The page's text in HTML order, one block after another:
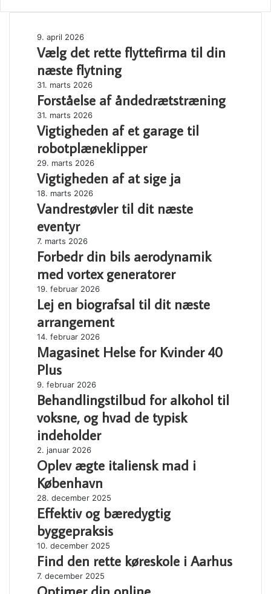
Vælg
det
flyttefirma
til
din
næste
flytning
9. april 2026
Vælg det rette flyttefirma til din
næste flytning
Forståelse
af
31. marts 2026
Forståelse af åndedrætstræning
Vigtigheden
af
garage
til
robotplæneklipper
31. marts 2026
Vigtigheden af et garage til
robotplæneklipper
Vigtigheden
af
ja
29. marts 2026
Vigtigheden af at sige ja
Vandrestøvler
til
næste
eventyr
18. marts 2026
Vandrestøvler til dit næste
eventyr
Forbedr
din
aerodynamik
med
vortex
7. marts 2026
Forbedr din bils aerodynamik
med vortex generatorer
Lej
en
biografsal
til
dit
næste
arrangement
19. februar 2026
Lej en biografsal til dit næste
arrangement
Magasinet
Helse
Kvinder
40
Plus
14. februar 2026
Magasinet Helse for Kvinder 40
Plus
Behandlingstilbud
for
til
voksne,
og
hvad
de
typisk
indeholder
9. februar 2026
Behandlingstilbud for alkohol til
voksne, og hvad de typisk
indeholder
Oplev
ægte
italiensk
mad
i
København
2. januar 2026
Oplev ægte italiensk mad i
København
Effektiv
og
byggepraksis
28. december 2025
Effektiv og bæredygtig
byggepraksis
Find
den
10. december 2025
Find den rette køreskole i Aarhus
Optimer
din
7. december 2025